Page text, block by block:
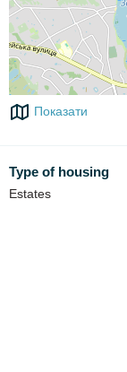
Bed linen is
At your service:
parking;
barbecue;
table tennis;
boat for an
home-cooked
Показати
Type of housing
Estates